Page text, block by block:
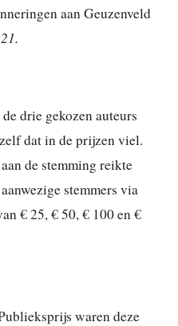
aan Geuzenveld
drie gekozen auteurs
dat in de prijzen viel.
de stemming reikte
stemmers via
€ 25, € 50, € 100 en €
waren deze